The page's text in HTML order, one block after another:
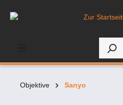
springen
Objektive Sanyo